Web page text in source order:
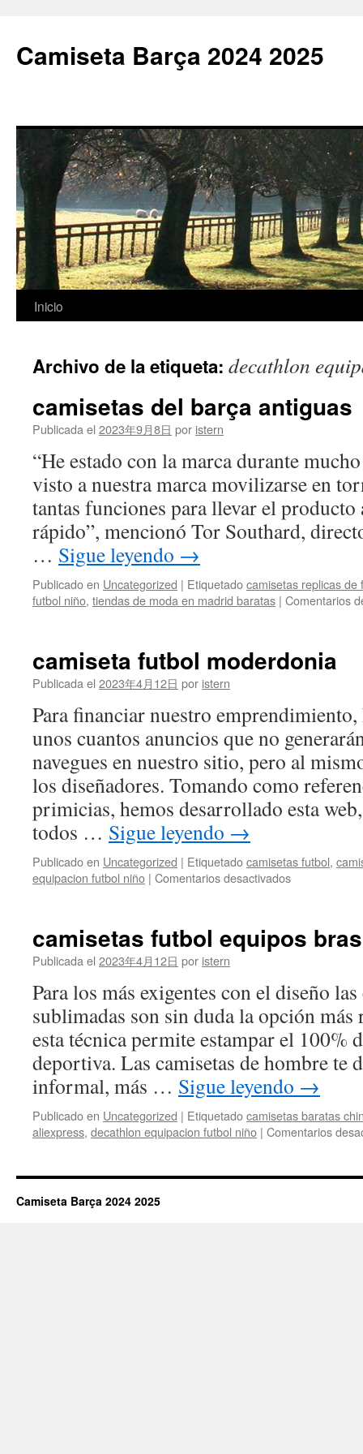
Camiseta Barça 2024 2025
Saltar
contenido
Inicio
Archivo de la etiqueta: decathlon
camisetas del barça antiguas
Publicada el 2023年9月8日 por istern
“He estado con la marca durante
visto a nuestra marca movilizarse en
tantas funciones para llevar el producto
rápido”, mencionó Tor Southard,
… Sigue leyendo →
Publicado en Uncategorized | Etiquetadocamisetas replicas de
futbol niño, tiendas de moda en madrid baratas | Comentarios
camiseta futbol moderdonia
Publicada el 2023年4月12日 por istern
Para financiar nuestro
unos cuantos anuncios que no
navegues en nuestro sitio, pero al
los diseñadores. Tomando como
primicias, hemos desarrollado esta
todos … Sigue leyendo →
Publicado en Uncategorized | Etiquetadocamisetas futbol,
equipacion futbol niño | Comentarios desactivadosen
camisetas futbol equipos
Publicada el 2023年4月12日 por istern
Para los más exigentes con el diseño
sublimadas son sin duda la opción más
esta técnica permite estampar el 100%
deportiva. Las camisetas de hombre te
informal, más … Sigue leyendo →
Publicado en Uncategorized | Etiquetadocamisetas baratas
aliexpress, decathlon equipacion futbol niño | Comentarios
Camiseta Barça 2024 2025